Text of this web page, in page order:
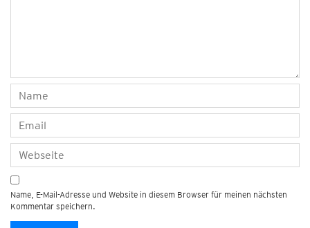
Name, E-Mail-Adresse und Website in diesem Browser für meinen nächsten
Kommentar speichern.